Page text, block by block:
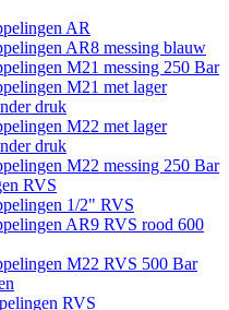
AR
AR8 messing blauw
M21 messing 250 Bar
M21 met lager
druk
M22 met lager
druk
M22 messing 250 Bar
RVS
1/2" RVS
AR9 RVS rood 600
M22 RVS 500 Bar
RVS